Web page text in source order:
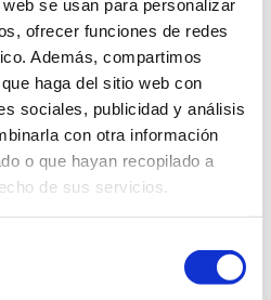
se usan para personalizar
ofrecer funciones de redes
Además, compartimos
haga del sitio web con
sociales, publicidad y análisis
con otra información
o que hayan recopilado a
de sus servicios.
enseñanzas
y de danza o bien que
deportista de alto nivel, de
élite en la Comunitat
: ORDEN 27/2011, de 5 de
la Orden de 19 de junio de
de Educación, por la que se